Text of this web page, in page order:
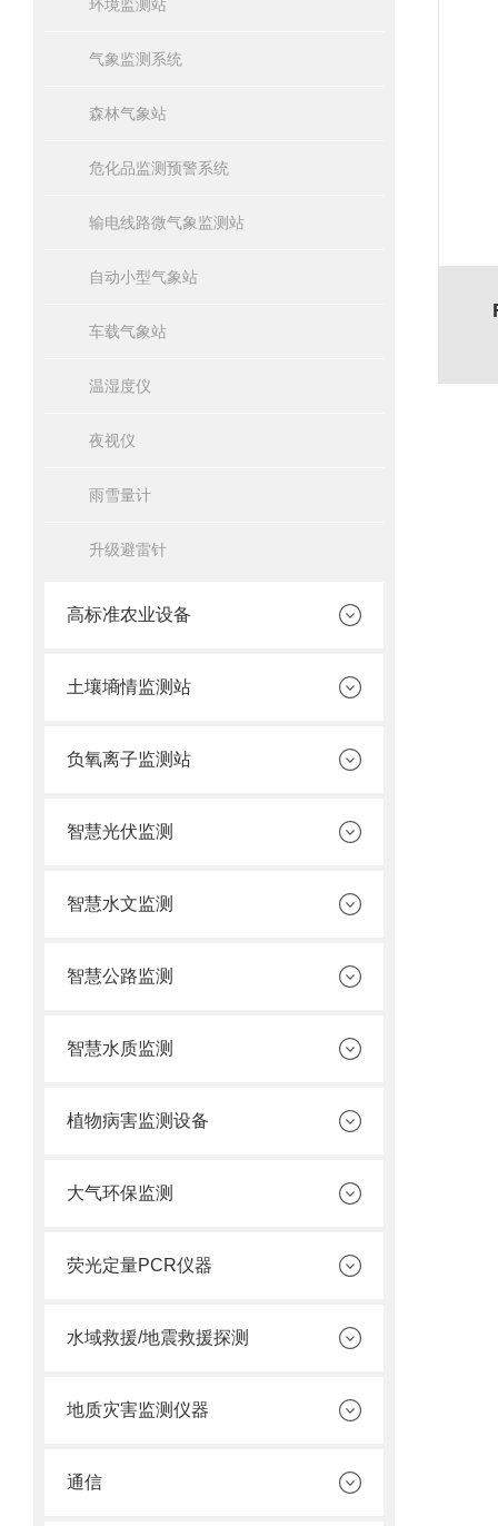
环境监测站
气象监测系统
森林气象站
危化品监测预警系统
输电线路微气象监测站
自动小型气象站
车载气象站
温湿度仪
夜视仪
雨雪量计
升级避雷针
高标准农业设备
土壤墒情监测站
负氧离子监测站
智慧光伏监测
智慧水文监测
智慧公路监测
智慧水质监测
植物病害监测设备
大气环保监测
荧光定量PCR仪器
水域救援/地震救援探测
地质灾害监测仪器
通信